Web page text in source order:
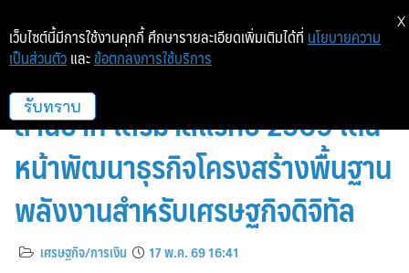
ราช กรุ๊ป ประกาศกำไรสุทธิ 1,228
ล้านบาท ไตรมาสแรกปี 2569 เดิน
หน้าพัฒนาธุรกิจโครงสร้างพื้นฐาน
พลังงานสำหรับเศรษฐกิจดิจิทัล
เศรษฐกิจ/การเงิน 17 พ.ค. 69 16:41
เว็บไซต์นี้มีการใช้งานคุกกี้ ศึกษารายละเอียดเพิ่มเติมได้ที่ นโยบายความ
เป็นส่วนตัว และ ข้อตกลงการใช้บริการ
รับทราบ
X